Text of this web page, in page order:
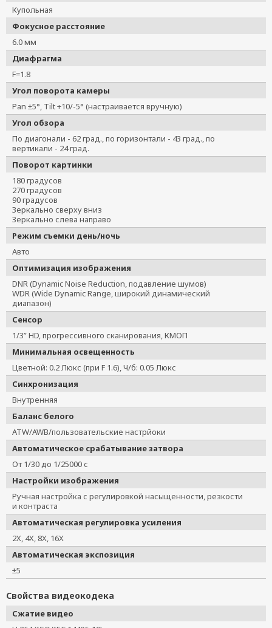
Купольная
Фокусное расстояние
6.0 мм
Диафрагма
F=1.8
Угол поворота камеры
Pan ±5°, Tilt +10/-5° (настраивается вручную)
Угол обзора
По диагонали - 62 град., по горизонтали - 43 град., по
вертикали - 24 град.
Поворот картинки
180 градусов
270 градусов
90 градусов
Зеркально сверху вниз
Зеркально слева направо
Режим съемки день/ночь
Авто
Оптимизация изображения
DNR (Dynamic Noise Reduction, подавление шумов)
WDR (Wide Dynamic Range, широкий динамический
диапазон)
Сенсор
1/3” HD, прогрессивного сканирования, КМОП
Минимальная освещенность
Цветной: 0.2 Люкс (при F 1.6), Ч/б: 0.05 Люкс
Синхронизация
Внутренняя
Баланс белого
ATW/AWB/пользовательские настрйоки
Автоматическое срабатывание затвора
От 1/30 до 1/25000 с
Настройки изображения
Ручная настройка с регулировкой насыщенности, резкости
и контраста
Автоматическая регулировка усиления
2X, 4X, 8X, 16X
Автоматическая экспозиция
±5
Свойства видеокодека
Сжатие видео